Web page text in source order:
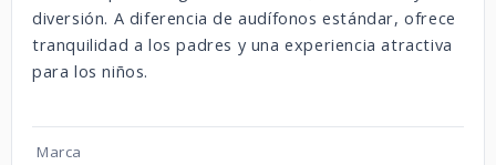
diversión. A diferencia de audífonos estándar, ofrece
tranquilidad a los padres y una experiencia atractiva
para los niños.
Marca